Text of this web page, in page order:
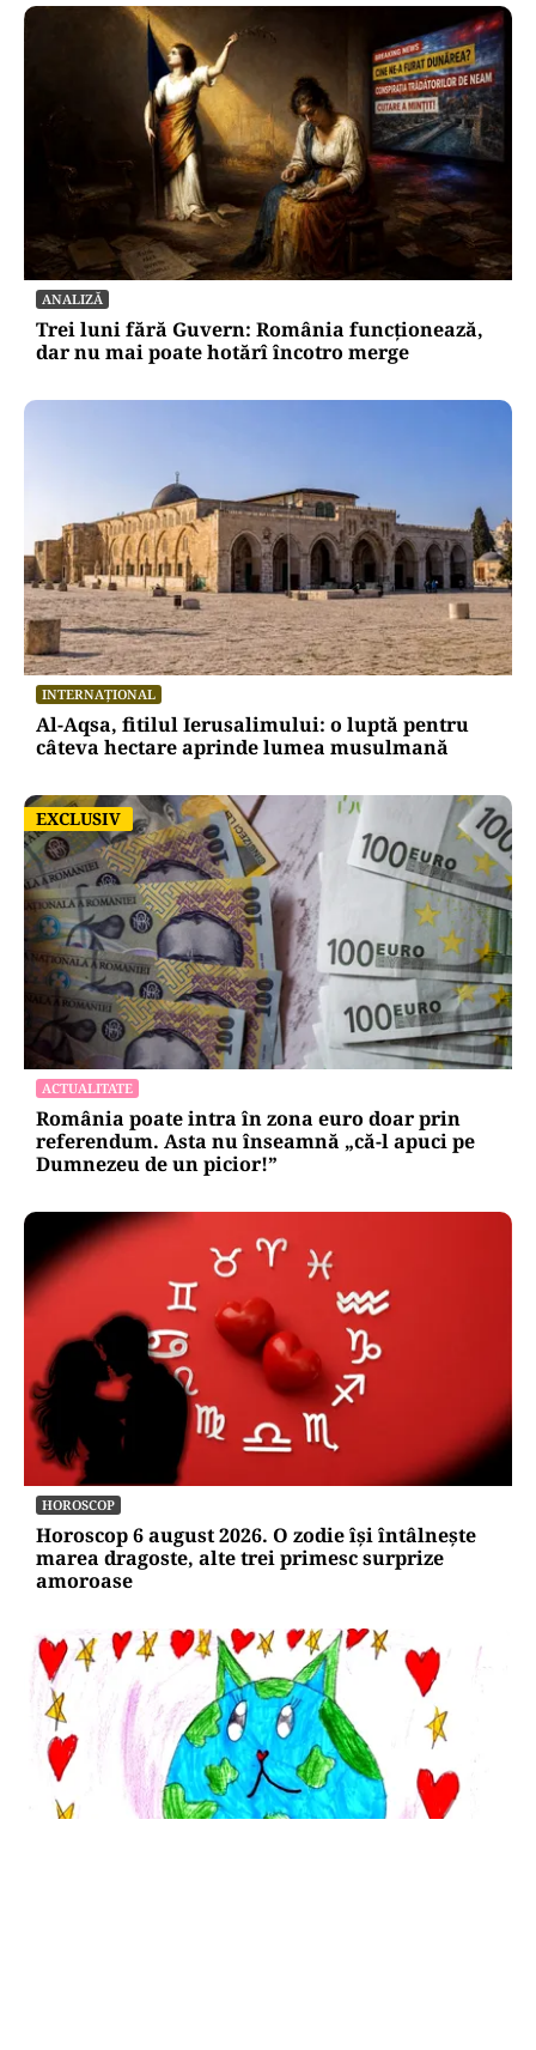
ANALIZĂ
Trei luni fără Guvern: România funcționează,
dar nu mai poate hotărî încotro merge
INTERNAȚIONAL
Al-Aqsa, fitilul Ierusalimului: o luptă pentru
câteva hectare aprinde lumea musulmană
EXCLUSIV
EXCLUSIV
ACTUALITATE
România poate intra în zona euro doar prin
referendum. Asta nu înseamnă „că-l apuci pe
Dumnezeu de un picior!”
HOROSCOP
Horoscop 6 august 2026. O zodie își întâlnește
marea dragoste, alte trei primesc surprize
amoroase